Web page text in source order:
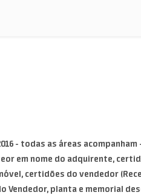
- todas as áreas
em nome do adquirente,
certidões do vendedor
Vendedor, planta e memorial